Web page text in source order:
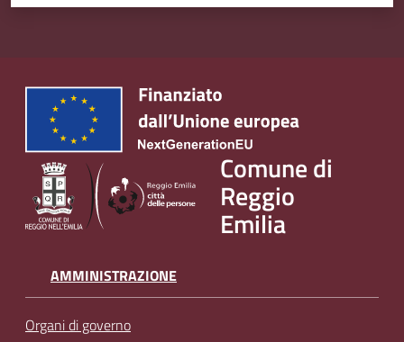
i
v
Seguici
Comune di
Reggio
Emilia
AMMINISTRAZIONE
Organi di governo